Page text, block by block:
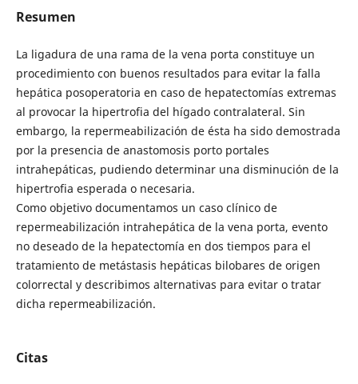
Resumen
La ligadura de una rama de la vena porta constituye un
procedimiento con buenos resultados para evitar la falla
hepática posoperatoria en caso de hepatectomías extremas
al provocar la hipertrofia del hígado contralateral. Sin
embargo, la repermeabilización de ésta ha sido demostrada
por la presencia de anastomosis porto portales
intrahepáticas, pudiendo determinar una disminución de la
hipertrofia esperada o necesaria.
Como objetivo documentamos un caso clínico de
repermeabilización intrahepática de la vena porta, evento
no deseado de la hepatectomía en dos tiempos para el
tratamiento de metástasis hepáticas bilobares de origen
colorrectal y describimos alternativas para evitar o tratar
dicha repermeabilización.
Citas